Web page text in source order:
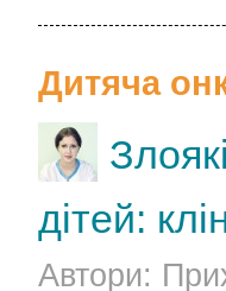
Дитяча
дітей:
Автори: